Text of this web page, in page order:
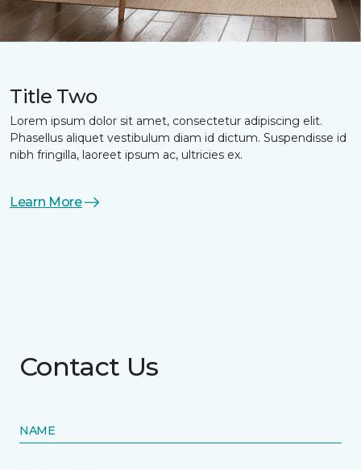
Title Two
Lorem ipsum dolor sit amet, consectetur adipiscing elit.
Phasellus aliquet vestibulum diam id dictum. Suspendisse id
nibh fringilla, laoreet ipsum ac, ultricies ex.
Learn More
Contact Us
NAME